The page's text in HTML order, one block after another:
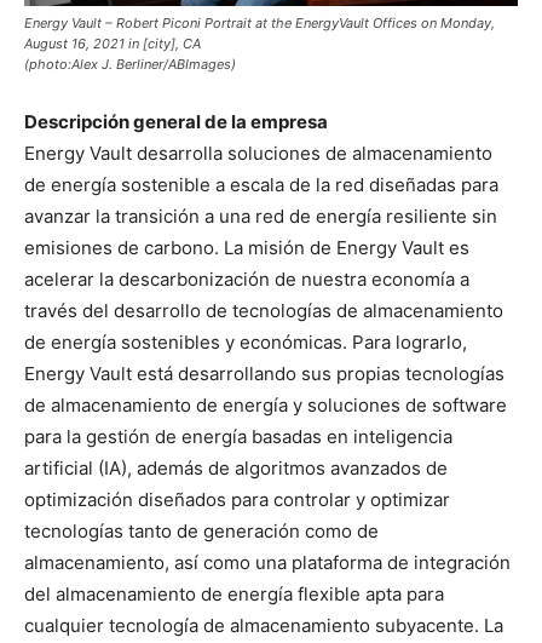
Energy Vault – Robert Piconi Portrait at the EnergyVault Offices on Monday,
August 16, 2021 in [city], CA
(photo:Alex J. Berliner/ABImages)
Descripción general de la empresa
Energy Vault desarrolla soluciones de almacenamiento
de energía sostenible a escala de la red diseñadas para
avanzar la transición a una red de energía resiliente sin
emisiones de carbono. La misión de Energy Vault es
acelerar la descarbonización de nuestra economía a
través del desarrollo de tecnologías de almacenamiento
de energía sostenibles y económicas. Para lograrlo,
Energy Vault está desarrollando sus propias tecnologías
de almacenamiento de energía y soluciones de software
para la gestión de energía basadas en inteligencia
artificial (IA), además de algoritmos avanzados de
optimización diseñados para controlar y optimizar
tecnologías tanto de generación como de
almacenamiento, así como una plataforma de integración
del almacenamiento de energía flexible apta para
cualquier tecnología de almacenamiento subyacente. La